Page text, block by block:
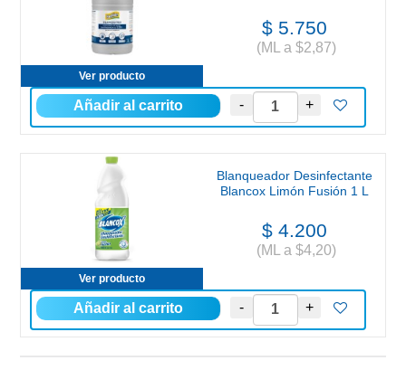
Ver producto
$ 5.750
(ML a $2,87)
Ver producto
Blanqueador Desinfectante
Blancox Limón Fusión 1 L
$ 4.200
(ML a $4,20)